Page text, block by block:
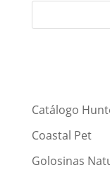
Catálogo
Coastal Pet
Golosinas